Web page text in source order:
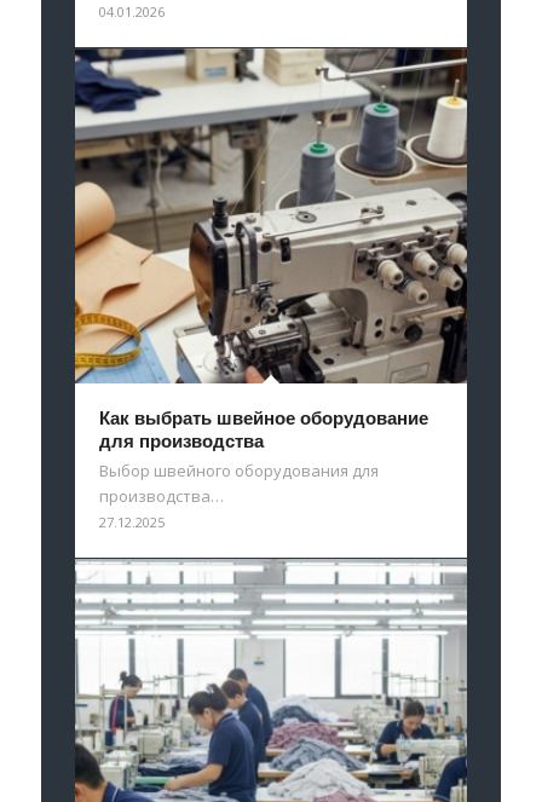
04.01.2026
Как выбрать швейное оборудование
для производства
Выбор швейного оборудования для
производства…
27.12.2025